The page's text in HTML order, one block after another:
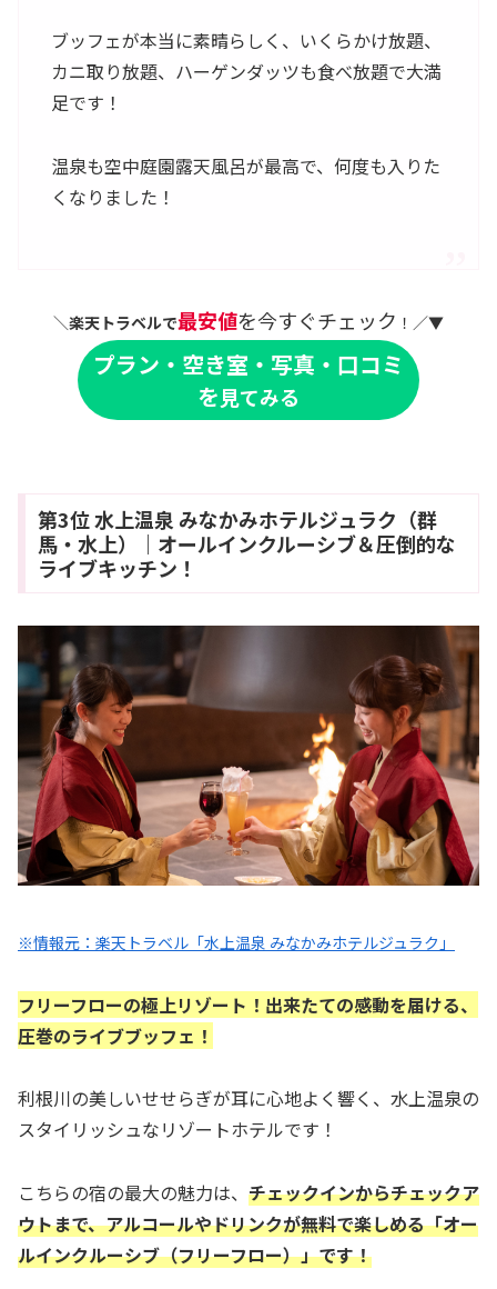
ブッフェが本当に素晴らしく、いくらかけ放題、
カニ取り放題、ハーゲンダッツも食べ放題で大満
足です！
温泉も空中庭園露天風呂が最高で、何度も入りた
くなりました！
＼楽天トラベルで最安値を今すぐチェック ！／▼
プラン・空き室・写真・口コミ
を見てみる
第3位 水上温泉 みなかみホテルジュラク（群
馬・水上）｜オールインクルーシブ＆圧倒的な
ライブキッチン！
※情報元：楽天トラベル「水上温泉 みなかみホテルジュラク」
フリーフローの極上リゾート！出来たての感動を届ける、
圧巻のライブブッフェ！
利根川の美しいせせらぎが耳に心地よく響く、水上温泉の
スタイリッシュなリゾートホテルです！
こちらの宿の最大の魅力は、 チェックインからチェックア
ウトまで、アルコールやドリンクが無料で楽しめる「オー
ルインクルーシブ（フリーフロー）」です！